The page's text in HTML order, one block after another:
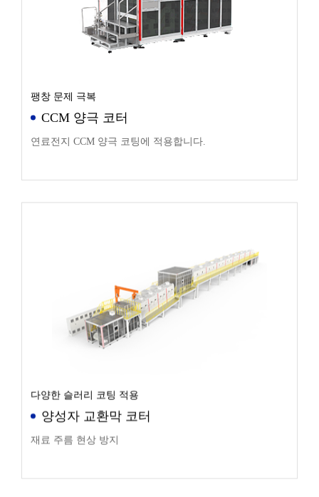
팽창 문제 극복
CCM 양극 코터
연료전지 CCM 양극 코팅에 적용합니다.
다양한 슬러리 코팅 적용
양성자 교환막 코터
재료 주름 현상 방지